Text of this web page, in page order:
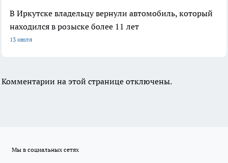
В Иркутске владельцу вернули автомобиль, который
находился в розыске более 11 лет
13 июля
Комментарии на этой странице отключены.
Мы в социальных сетях